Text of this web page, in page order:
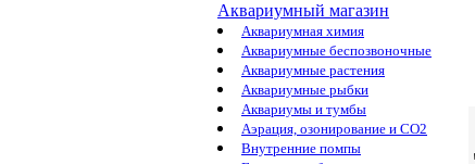
Аквариумный магазин
Аквариумная химия
Аквариумные беспозвоночные
Аквариумные растения
Аквариумные рыбки
Аквариумы и тумбы
Аэрация, озонирование и CO2
Внутренние помпы